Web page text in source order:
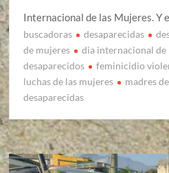
Internacional de las Mujeres. Y
buscadoras desaparecidas
de mujeres
dia internacional de
desaparecidos
feminicidio
luchas de las mujeres
madres
desaparecidas